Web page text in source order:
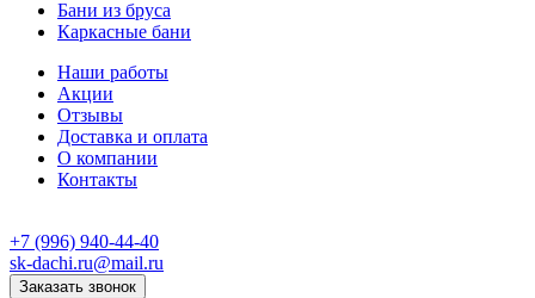
Бани из бруса
Каркасные бани
Наши работы
Акции
Отзывы
Доставка и оплата
О компании
Контакты
+7 (996) 940-44-40‬‬
sk-dachi.ru@mail.ru
Заказать звонок